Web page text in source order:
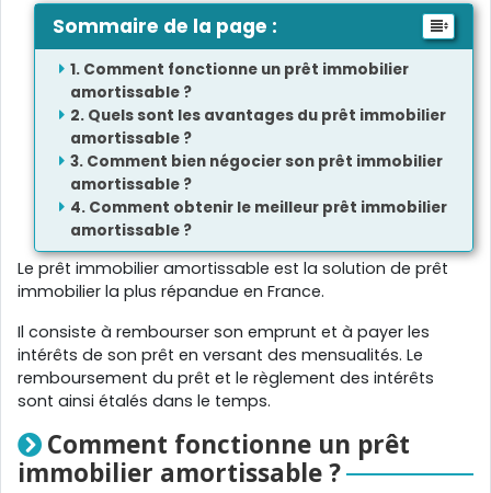
Sommaire de la page :
Comment fonctionne un prêt immobilier
amortissable ?
Quels sont les avantages du prêt immobilier
amortissable ?
Comment bien négocier son prêt immobilier
amortissable ?
Comment obtenir le meilleur prêt immobilier
amortissable ?
Le prêt immobilier amortissable est la solution de prêt
immobilier la plus répandue en France.
Il consiste à rembourser son emprunt et à payer les
intérêts de son prêt en versant des mensualités. Le
remboursement du prêt et le règlement des intérêts
sont ainsi étalés dans le temps.
Comment fonctionne un prêt
immobilier amortissable ?